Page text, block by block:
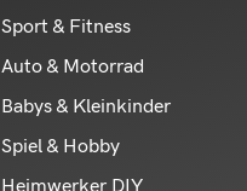
Sport & Fitness
Auto & Motorrad
Babys & Kleinkinder
Spiel & Hobby